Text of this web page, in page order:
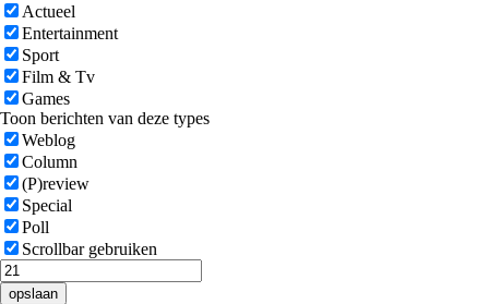
Actueel
Entertainment
Sport
Film & Tv
Games
Toon berichten van deze types
Weblog
Column
(P)review
Special
Poll
Scrollbar gebruiken
opslaan